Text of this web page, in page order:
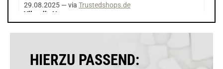
29.08.2025 — via Trustedshops.de
Viktoriia H.
HIERZU PASSEND: